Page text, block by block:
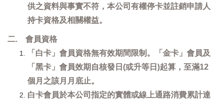
供之資料與事實不符，本公司有權停卡並註銷申請人
持卡資格及相關權益。
二. 會員資格
「白卡」會員資格無有效期間限制。「金卡」會員及
「黑卡」會員效期自核發日(或升等日)起算，至滿12
個月之該月月底止。
白卡會員於本公司指定的實體或線上通路消費累計達